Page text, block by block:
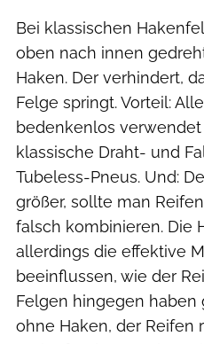
Bei klassischen
oben nach innen
Haken. Der verhindert,
Felge springt. Vorteil:
bedenkenlos
klassische Draht- und
Tubeless-Pneus. Und:
größer, sollte man
falsch kombinieren. Die
allerdings die effektive
beeinflussen, wie der
Felgen hingegen haben
ohne Haken, der Reifen